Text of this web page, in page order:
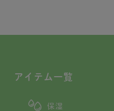
アイテム一覧
保湿